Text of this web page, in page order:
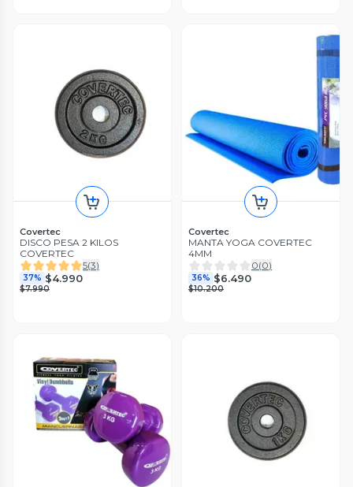
Covertec
DISCO PESA 2 KILOS
COVERTEC
5(3)
37% $4.990
$7.990
Covertec
MANTA YOGA COVERTEC
4MM
0(0)
36% $6.490
$10.200